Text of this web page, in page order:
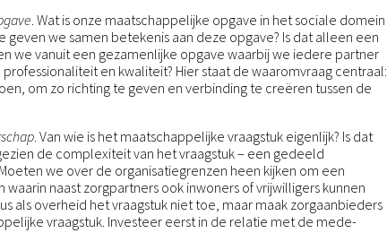
. Wat is onze maatschappelijke opgave in het sociale domein
we samen betekenis aan deze opgave? Is dat alleen een
we vanuit een gezamenlijke opgave waarbij we iedere partner
en kwaliteit? Hier staat de waaromvraag centraal:
om zo richting te geven en verbinding te creëren tussen de
. Van wie is het maatschappelijke vraagstuk eigenlijk? Is dat
de complexiteit van het vraagstuk – een gedeeld
we over de organisatiegrenzen heen kijken om een
naast zorgpartners ook inwoners of vrijwilligers kunnen
als overheid het vraagstuk niet toe, maar maak zorgaanbieders
vraagstuk. Investeer eerst in de relatie met de mede-